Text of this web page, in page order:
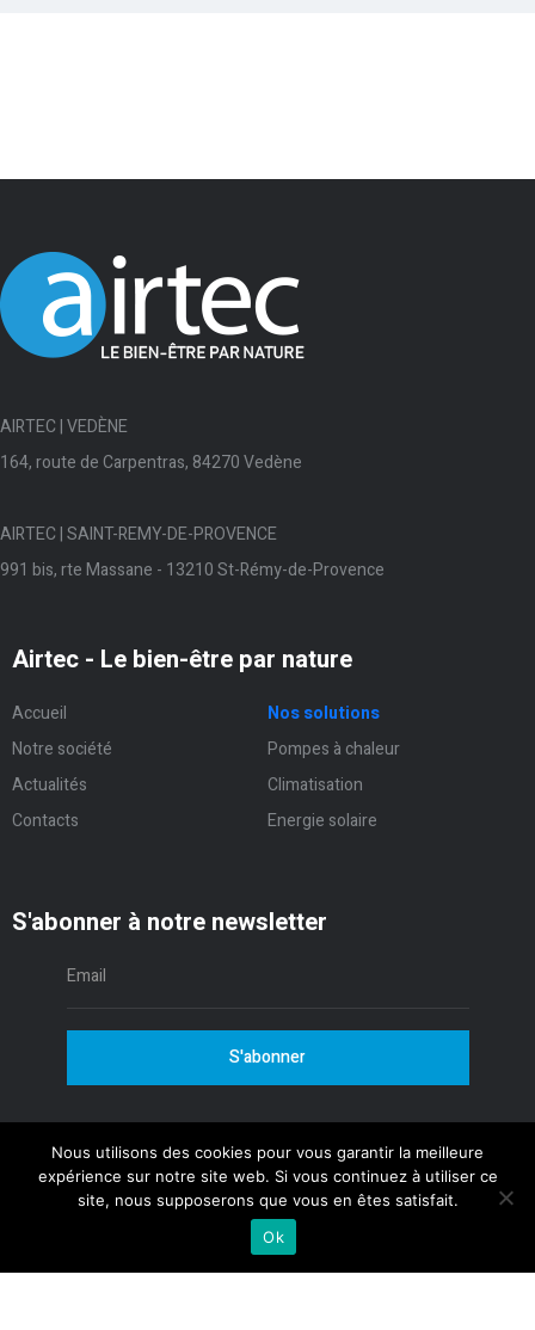
AIRTEC | VEDÈNE
164, route de Carpentras, 84270 Vedène
AIRTEC | SAINT-REMY-DE-PROVENCE
991 bis, rte Massane - 13210 St-Rémy-de-Provence
Airtec - Le bien-être par nature
Accueil
Nos solutions
Notre société
Pompes à chaleur
Actualités
Climatisation
Contacts
Energie solaire
S'abonner à notre newsletter
S'abonner
© 2020 Webdesign :Arome
Mentions légales
Nous utilisons des cookies pour vous garantir la meilleure
expérience sur notre site web. Si vous continuez à utiliser ce
site, nous supposerons que vous en êtes satisfait.
Ok